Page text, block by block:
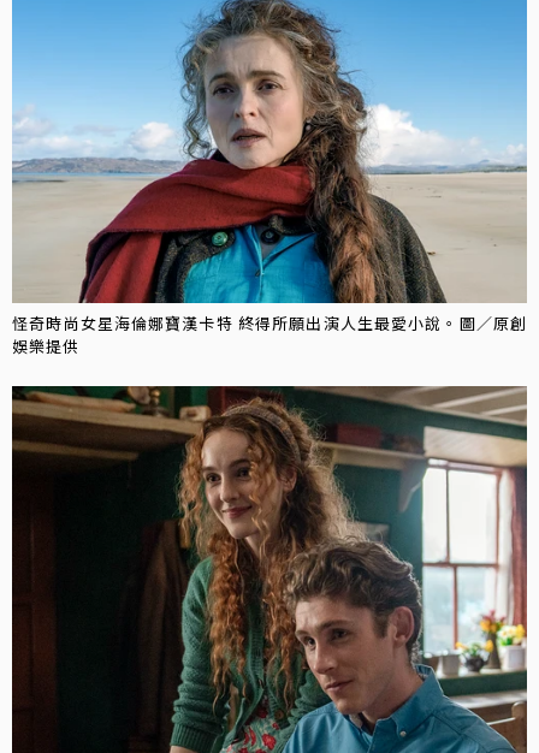
怪奇時尚女星海倫娜寶漢卡特 終得所願出演人生最愛小說。圖／原創
娛樂提供